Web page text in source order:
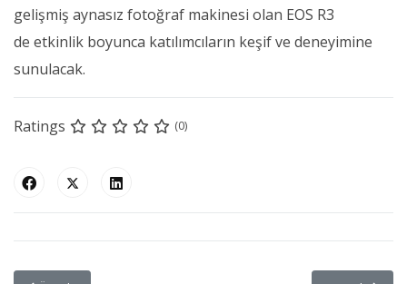
gelişmiş aynasız fotoğraf makinesi olan EOS R3
de etkinlik boyunca katılımcıların keşif ve deneyimine
sunulacak.
Ratings (0)